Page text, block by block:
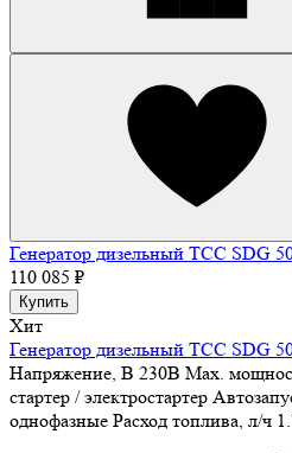
Генератор дизельный ТСС SDG
110 085 ₽
Купить
Хит
Генератор дизельный ТСС SDG
Напряжение, В 230В Max.
стартер / электростартер
однофазные Расход топлива, л/ч